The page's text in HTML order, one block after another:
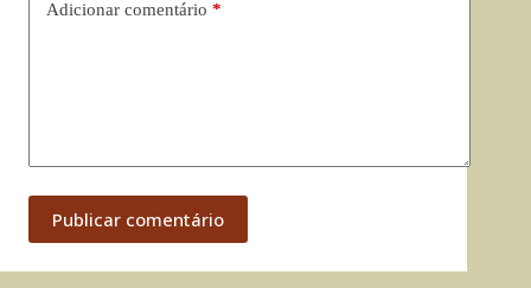
Adicionar comentário *
Publicar comentário